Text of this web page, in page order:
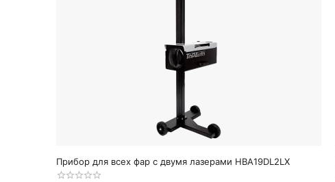
Прибор для всех фар с двумя лазерами HBA19DL2LX